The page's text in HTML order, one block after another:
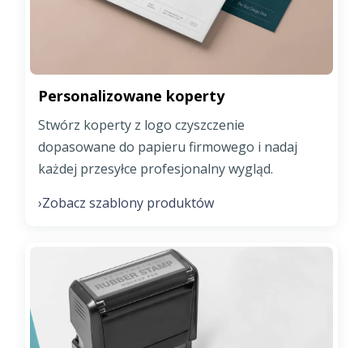
Personalizowane koperty
Stwórz koperty z logo czyszczenie
dopasowane do papieru firmowego i nadaj
każdej przesyłce profesjonalny wygląd.
›Zobacz szablony produktów